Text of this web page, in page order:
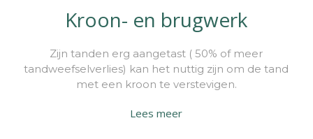
Kroon- en brugwerk
Zijn tanden erg aangetast ( 50% of meer
tandweefselverlies) kan het nuttig zijn om de tand
met een kroon te verstevigen.
Lees meer